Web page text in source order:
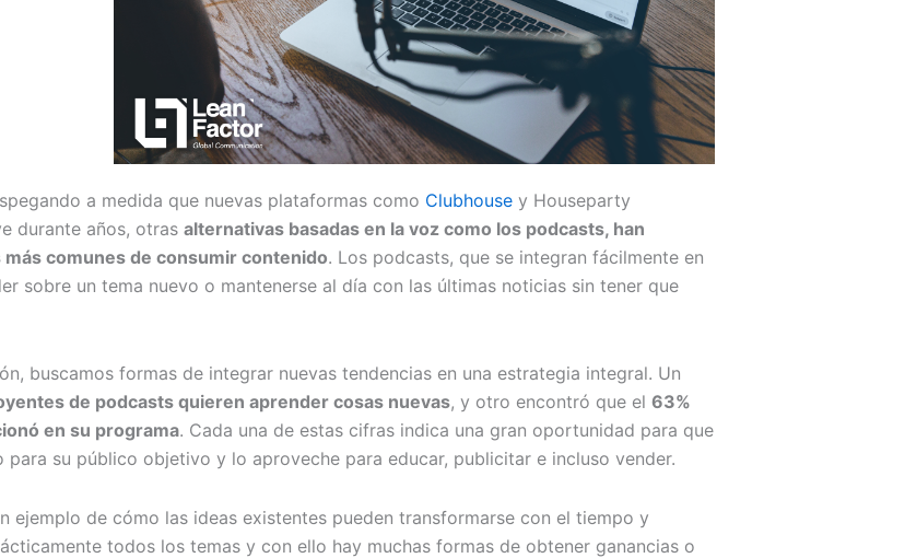
a medida que nuevas plataformas como Clubhouse y Houseparty
durante años, otras alternativas basadas en la voz como los podcasts, han
comunes de consumir contenido. Los podcasts, que se integran fácilmente en
sobre un tema nuevo o mantenerse al día con las últimas noticias sin tener que
buscamos formas de integrar nuevas tendencias en una estrategia integral. Un
de podcasts quieren aprender cosas nuevas, y otro encontró que el 63%
en su programa. Cada una de estas cifras indica una gran oportunidad para que
su público objetivo y lo aproveche para educar, publicitar e incluso vender.
ejemplo de cómo las ideas existentes pueden transformarse con el tiempo y
todos los temas y con ello hay muchas formas de obtener ganancias o